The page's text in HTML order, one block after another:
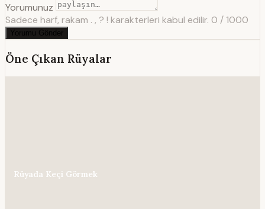
Yorumunuz
Sadece harf, rakam . , ? ! karakterleri kabul edilir. 0 / 1000
Yorumu Gönder
Öne Çıkan Rüyalar
Rüyada Keçi Görmek